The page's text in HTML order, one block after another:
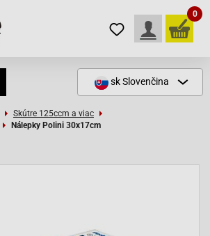
0
skSlovenčina
Skútre 125ccm a viac
Nálepky Polini 30x17cm